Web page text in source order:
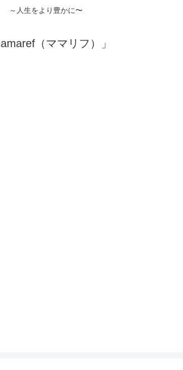
～人生をより豊かに〜
（ママリフ）」